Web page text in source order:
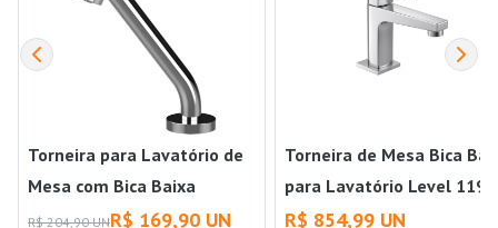
Torneira para Lavatório de
Mesa com Bica Baixa
Cromado Qualiz
R$ 204,90 UNR$ 169,90 UN
Torneira de Mesa Bica
para Lavatório Level 1197
Cromado Deca
R$ 854,99 UN